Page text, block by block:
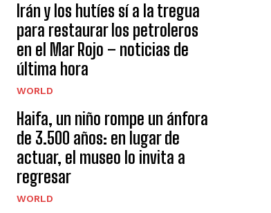
Irán y los hutíes sí a la tregua
para restaurar los petroleros
en el Mar Rojo – noticias de
última hora
WORLD
Haifa, un niño rompe un ánfora
de 3.500 años: en lugar de
actuar, el museo lo invita a
regresar
WORLD